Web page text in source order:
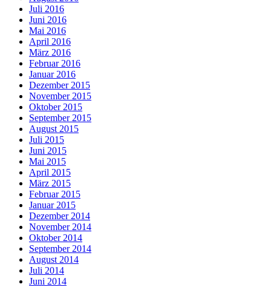
Juli 2016
Juni 2016
Mai 2016
April 2016
März 2016
Februar 2016
Januar 2016
Dezember 2015
November 2015
Oktober 2015
September 2015
August 2015
Juli 2015
Juni 2015
Mai 2015
April 2015
März 2015
Februar 2015
Januar 2015
Dezember 2014
November 2014
Oktober 2014
September 2014
August 2014
Juli 2014
Juni 2014